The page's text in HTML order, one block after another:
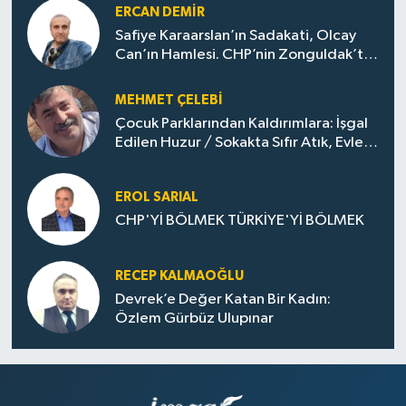
ERCAN DEMIR
Safiye Karaarslan’ın Sadakati, Olcay
Can’ın Hamlesi. CHP’nin Zonguldak’ta
MEHMET ÇELEBI
Çocuk Parklarından Kaldırımlara: İşgal
Edilen Huzur / Sokakta Sıfır Atık, Evler
EROL SARIAL
CHP'Yİ BÖLMEK TÜRKİYE'Yİ BÖLMEK
RECEP KALMAOĞLU
Devrek’e Değer Katan Bir Kadın:
Özlem Gürbüz Ulupınar